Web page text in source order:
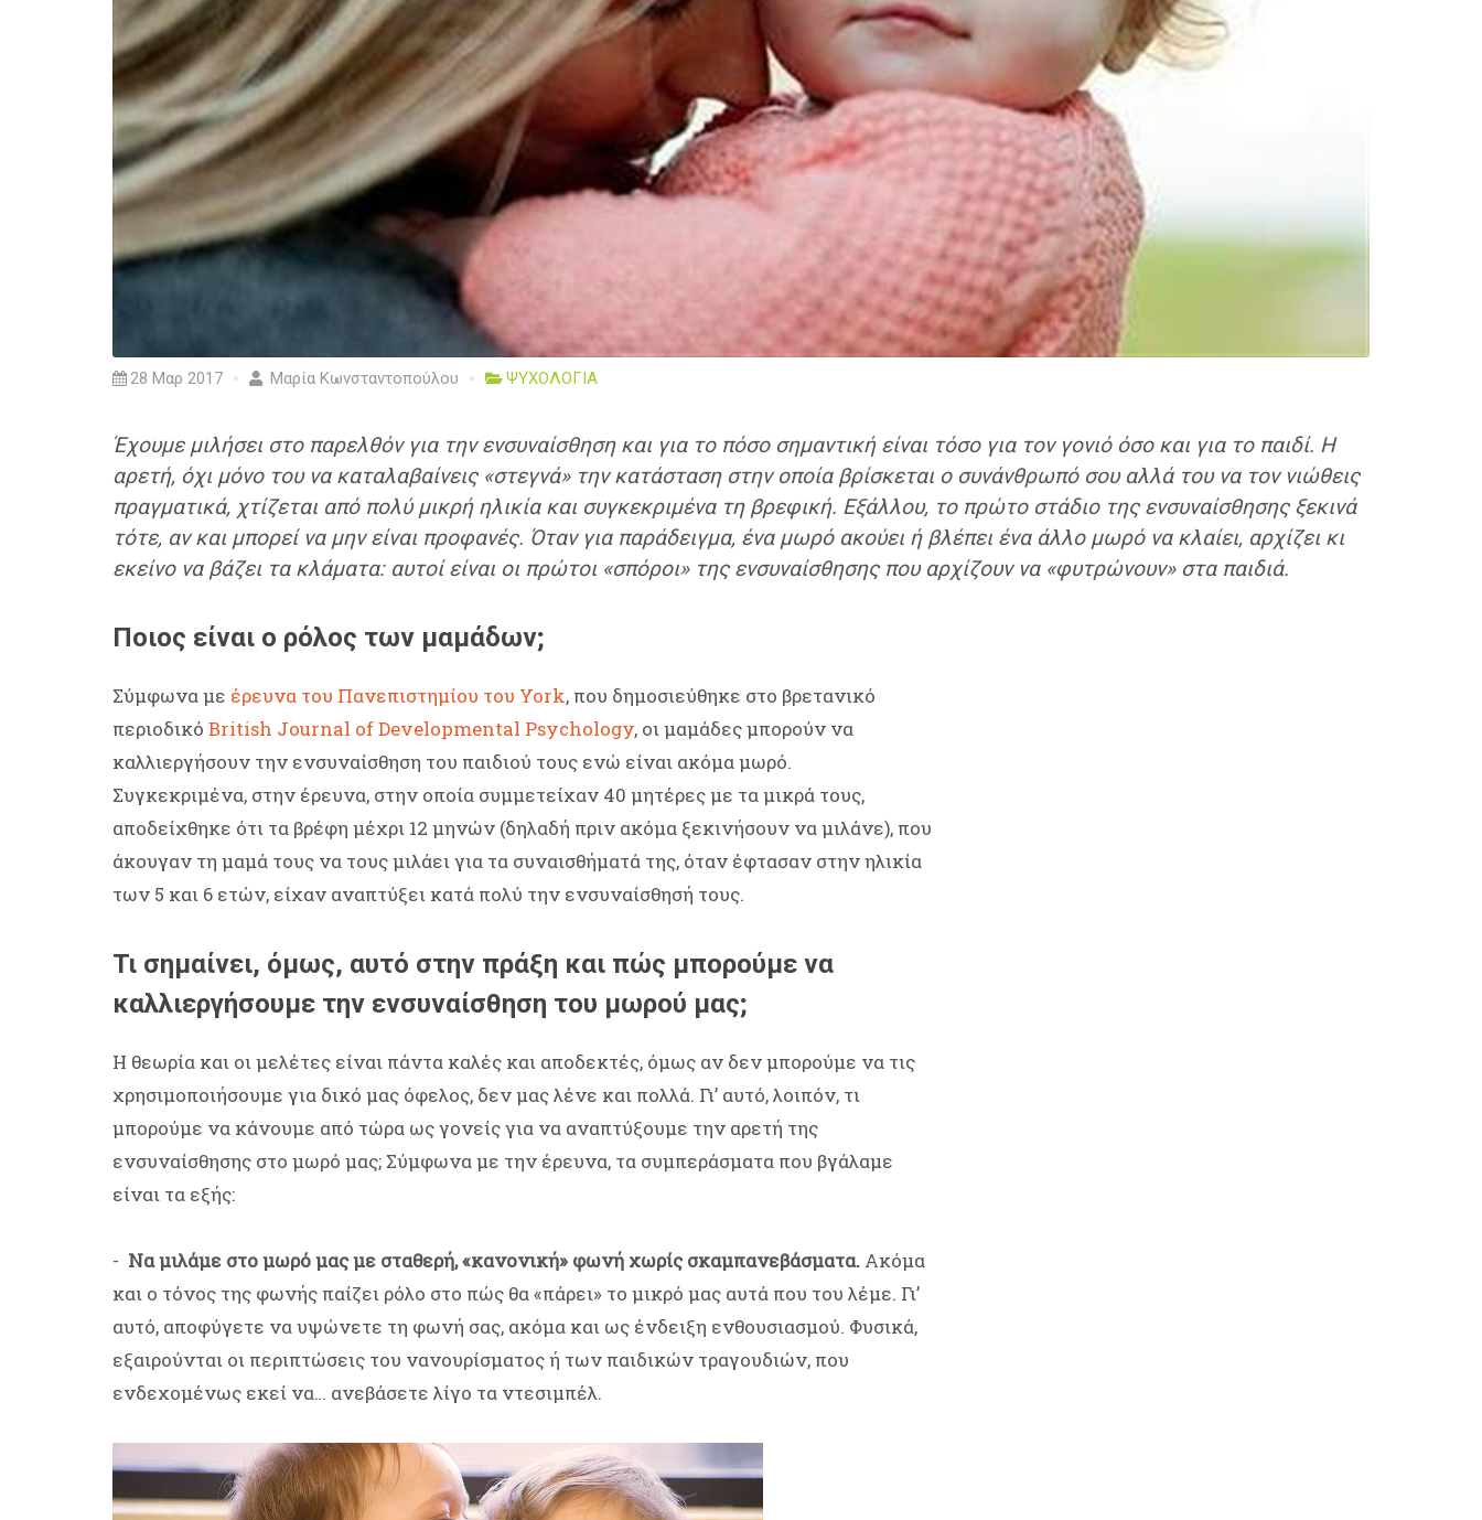
28 Μαρ 2017 Μαρία Κωνσταντοπούλου ΨΥΧΟΛΟΓΙΑ
Έχουμε μιλήσει στο παρελθόν για την ενσυναίσθηση και για το πόσο σημαντική είναι τόσο για τον γονιό όσο και για το παιδί. Η
αρετή, όχι μόνο του να καταλαβαίνεις «στεγνά» την κατάσταση στην οποία βρίσκεται ο συνάνθρωπό σου αλλά του να τον νιώθεις
πραγματικά, χτίζεται από πολύ μικρή ηλικία και συγκεκριμένα τη βρεφική. Εξάλλου, το πρώτο στάδιο της ενσυναίσθησης ξεκινά
τότε, αν και μπορεί να μην είναι προφανές. Όταν για παράδειγμα, ένα μωρό ακούει ή βλέπει ένα άλλο μωρό να κλαίει, αρχίζει κι
εκείνο να βάζει τα κλάματα: αυτοί είναι οι πρώτοι «σπόροι» της ενσυναίσθησης που αρχίζουν να «φυτρώνουν» στα παιδιά.
Ποιος είναι ο ρόλος των μαμάδων;
Σύμφωνα με έρευνα του Πανεπιστημίου του York, που δημοσιεύθηκε στο βρετανικό
περιοδικό British Journal of Developmental Psychology, οι μαμάδες μπορούν να
καλλιεργήσουν την ενσυναίσθηση του παιδιού τους ενώ είναι ακόμα μωρό.
Συγκεκριμένα, στην έρευνα, στην οποία συμμετείχαν 40 μητέρες με τα μικρά τους,
αποδείχθηκε ότι τα βρέφη μέχρι 12 μηνών (δηλαδή πριν ακόμα ξεκινήσουν να μιλάνε), που
άκουγαν τη μαμά τους να τους μιλάει για τα συναισθήματά της, όταν έφτασαν στην ηλικία
των 5 και 6 ετών, είχαν αναπτύξει κατά πολύ την ενσυναίσθησή τους.
Τι σημαίνει, όμως, αυτό στην πράξη και πώς μπορούμε να
καλλιεργήσουμε την ενσυναίσθηση του μωρού μας;
Η θεωρία και οι μελέτες είναι πάντα καλές και αποδεκτές, όμως αν δεν μπορούμε να τις
χρησιμοποιήσουμε για δικό μας όφελος, δεν μας λένε και πολλά. Γι’ αυτό, λοιπόν, τι
μπορούμε να κάνουμε από τώρα ως γονείς για να αναπτύξουμε την αρετή της
ενσυναίσθησης στο μωρό μας; Σύμφωνα με την έρευνα, τα συμπεράσματα που βγάλαμε
είναι τα εξής:
- Να μιλάμε στο μωρό μας με σταθερή, «κανονική» φωνή χωρίς σκαμπανεβάσματα. Ακόμα
και ο τόνος της φωνής παίζει ρόλο στο πώς θα «πάρει» το μικρό μας αυτά που του λέμε. Γι’
αυτό, αποφύγετε να υψώνετε τη φωνή σας, ακόμα και ως ένδειξη ενθουσιασμού. Φυσικά,
εξαιρούνται οι περιπτώσεις του νανουρίσματος ή των παιδικών τραγουδιών, που
ενδεχομένως εκεί να… ανεβάσετε λίγο τα ντεσιμπέλ.